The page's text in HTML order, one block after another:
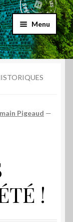
Menu
Ouvrir
enfant
le
Pigeaud —
!